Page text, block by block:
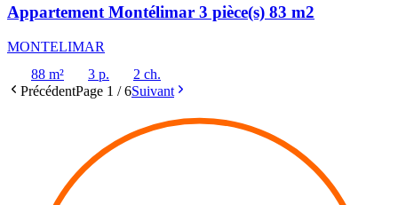
Appartement Montélimar 3 pièce(s) 83 m2
MONTELIMAR
88 m²
3 p.
2 ch.
PrécédentPage 1 /6Suivant